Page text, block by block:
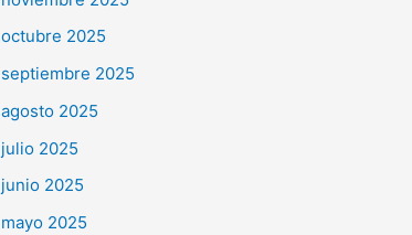
octubre 2025
septiembre 2025
agosto 2025
julio 2025
junio 2025
mayo 2025